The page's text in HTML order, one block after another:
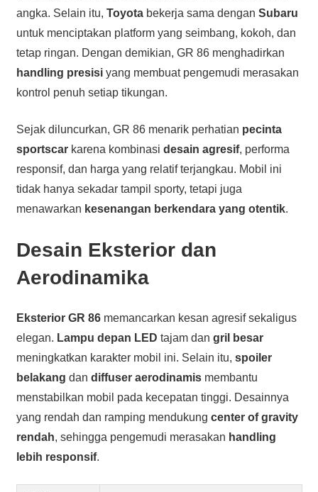
angka. Selain itu, Toyotabekerja sama dengan Subaru
untuk menciptakan platform yang seimbang, kokoh, dan
tetap ringan. Dengan demikian, GR 86 menghadirkan
handling presisiyang membuat pengemudi merasakan
kontrol penuh setiap tikungan.
Sejak diluncurkan, GR 86 menarik perhatian pecinta
sportscarkarena kombinasi desain agresif, performa
responsif, dan harga yang relatif terjangkau. Mobil ini
tidak hanya sekadar tampil sporty, tetapi juga
menawarkan kesenangan berkendara yang otentik.
Desain Eksterior dan
Aerodinamika
Eksterior GR 86memancarkan kesan agresif sekaligus
elegan. Lampu depan LED tajam dan gril besar
meningkatkan karakter mobil ini. Selain itu, spoiler
belakang dan diffuser aerodinamismembantu
menstabilkan mobil pada kecepatan tinggi. Desainnya
yang rendah dan ramping mendukung center of gravity
rendah, sehingga pengemudi merasakan handling
lebih responsif.